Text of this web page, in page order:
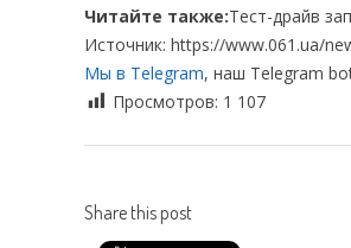
Читайте также:Тест-драйв
Источник: https://www.061.ua/
Мы в Telegram, наш Telegram
Просмотров: 1 107
Share this post